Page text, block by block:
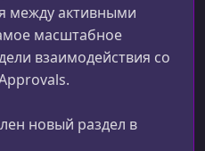
между активными
масштабное
взаимодействия со
новый раздел в